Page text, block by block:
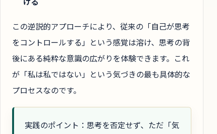
この逆説的アプローチにより、従来の「自己が思考
をコントロールする」という感覚は溶け、思考の背
後にある純粋な意識の広がりを体験できます。これ
が「私は私ではない」という気づきの最も具体的な
プロセスなのです。
実践のポイント：思考を否定せず、ただ「気